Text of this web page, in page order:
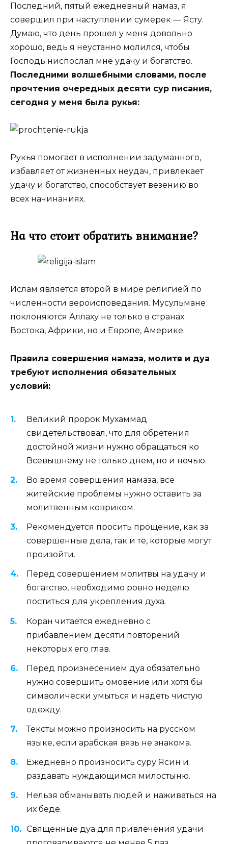
Последний, пятый ежедневный намаз, я
совершил при наступлении сумерек ― Ясту.
Думаю, что день прошел у меня довольно
хорошо, ведь я неустанно молился, чтобы
Господь ниспослал мне удачу и богатство.
Последними волшебными словами, после
прочтения очередных десяти сур писания,
сегодня у меня была рукья:
Рукья помогает в исполнении задуманного,
избавляет от жизненных неудач, привлекает
удачу и богатство, способствует везению во
всех начинаниях.
На что стоит обратить внимание?
Ислам является второй в мире религией по
численности вероисповедания. Мусульмане
поклоняются Аллаху не только в странах
Востока, Африки, но и Европе, Америке.
Правила совершения намаза, молитв и дуа
требуют исполнения обязательных
условий:
Великий пророк Мухаммад
свидетельствовал, что для обретения
достойной жизни нужно обращаться ко
Всевышнему не только днем, но и ночью.
Во время совершения намаза, все
житейские проблемы нужно оставить за
молитвенным ковриком.
Рекомендуется просить прощение, как за
совершенные дела, так и те, которые могут
произойти.
Перед совершением молитвы на удачу и
богатство, необходимо ровно неделю
поститься для укрепления духа.
Коран читается ежедневно с
прибавлением десяти повторений
некоторых его глав.
Перед произнесением дуа обязательно
нужно совершить омовение или хотя бы
символически умыться и надеть чистую
одежду.
Тексты можно произносить на русском
языке, если арабская вязь не знакома.
Ежедневно произносить суру Ясин и
раздавать нуждающимся милостыню.
Нельзя обманывать людей и наживаться на
их беде.
Священные дуа для привлечения удачи